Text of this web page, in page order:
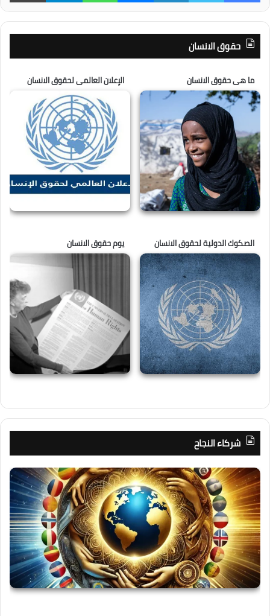
حقوق الانسان
ما هى حقوق الانسان الإعلان العالمى لحقوق الانسان
الصكوك الدولية لحقوق الانسان يوم حقوق الانسان
شركاء النجاح